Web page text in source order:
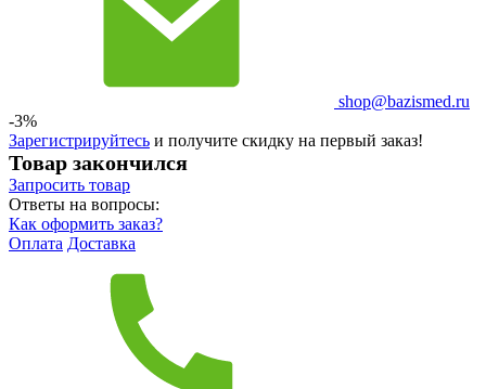
shop@bazismed.ru
-3%
Зарегистрируйтесь и получите скидку на первый заказ!
Товар закончился
Запросить товар
Ответы на вопросы:
Как оформить заказ?
Оплата Доставка